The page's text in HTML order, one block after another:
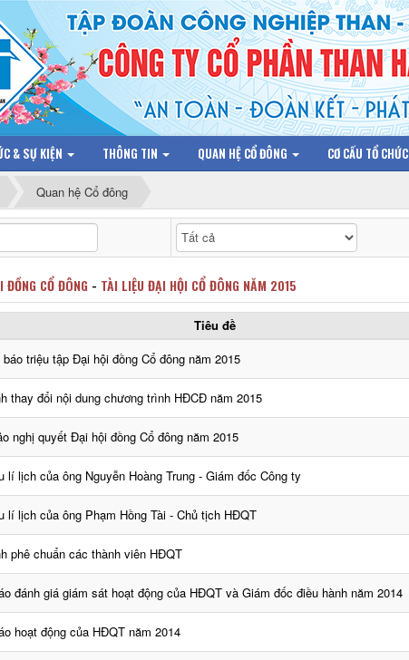
& SỰ KIỆN THÔNG TIN QUAN HỆ CỔ ĐÔNG CƠ CẤU TỔ CHỨC
Quan hệ Cổ đông
CỔ ĐÔNG - TÀI LIỆU ĐẠI HỘI CỔ ĐÔNG NĂM 2015
Tiêu đề
báo triệu tập Đại hội đồng Cổ đông năm 2015
thay đổi nội dung chương trình HĐCĐ năm 2015
nghị quyết Đại hội đồng Cổ đông năm 2015
lí lịch của ông Nguyễn Hoàng Trung - Giám đốc Công ty
lí lịch của ông Phạm Hồng Tài - Chủ tịch HĐQT
phê chuẩn các thành viên HĐQT
đánh giá giám sát hoạt động của HĐQT và Giám đốc điều hành năm 2014
hoạt động của HĐQT năm 2014